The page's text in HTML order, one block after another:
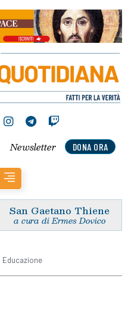
DONA ORA
Newsletter
San Gaetano Thiene
a cura di Ermes Dovico
Educazione